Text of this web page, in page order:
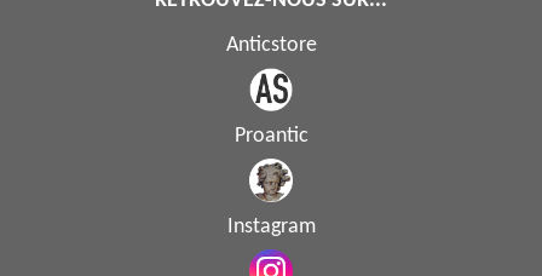
Anticstore
Proantic
Instagram